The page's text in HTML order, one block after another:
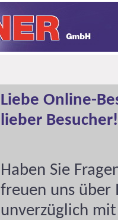
Liebe Online-
lieber Besucher!
Haben Sie
freuen uns über
unverzüglich